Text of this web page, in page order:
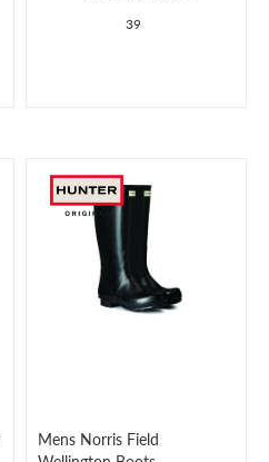
39
Mens Norris Field